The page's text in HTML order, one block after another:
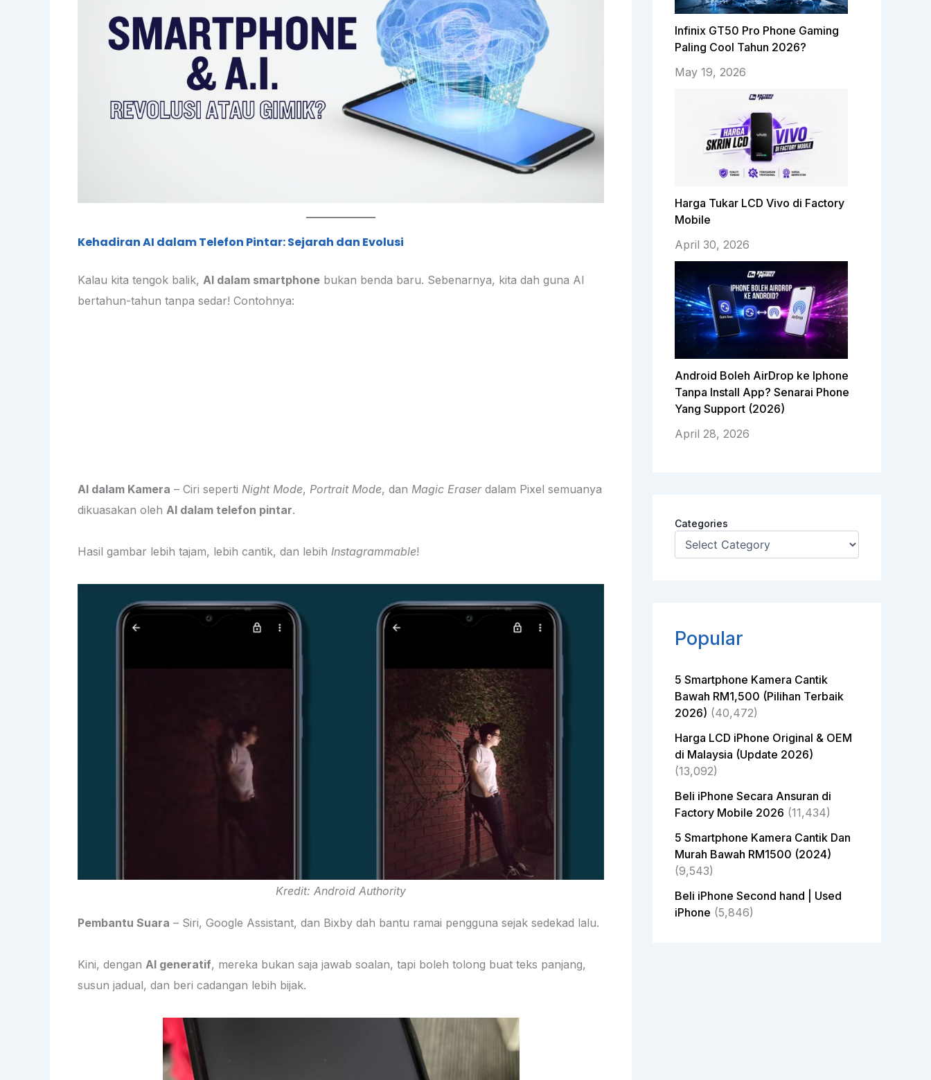
Kehadiran AI dalam Telefon Pintar: Sejarah dan Evolusi
Kalau kita tengok balik, AI dalam smartphone bukan benda baru. Sebenarnya, kita dah guna AI
bertahun-tahun tanpa sedar! Contohnya:
AI dalam Kamera – Ciri seperti Night Mode, Portrait Mode, dan Magic Eraserdalam Pixel semuanya
dikuasakan oleh AI dalam telefon pintar.
Hasil gambar lebih tajam, lebih cantik, dan lebih Instagrammable!
Kredit: Android Authority
Pembantu Suara – Siri, Google Assistant, dan Bixby dah bantu ramai pengguna sejak sedekad lalu.
Kini, dengan AI generatif, mereka bukan saja jawab soalan, tapi boleh tolong buat teks panjang,
susun jadual, dan beri cadangan lebih bijak.
Infinix GT50 Pro Phone Gaming
Paling Cool Tahun 2026?
May 19, 2026
Harga Tukar LCD Vivo di Factory
Mobile
April 30, 2026
Android Boleh AirDrop ke Iphone
Tanpa Install App? Senarai Phone
Yang Support (2026)
April 28, 2026
Categories
Popular
5 Smartphone Kamera Cantik
Bawah RM1,500 (Pilihan Terbaik
2026) (40,472)
Harga LCD iPhone Original & OEM
di Malaysia (Update 2026)
(13,092)
Beli iPhone Secara Ansuran di
Factory Mobile 2026 (11,434)
5 Smartphone Kamera Cantik Dan
Murah Bawah RM1500 (2024)
(9,543)
Beli iPhone Second hand | Used
iPhone (5,846)